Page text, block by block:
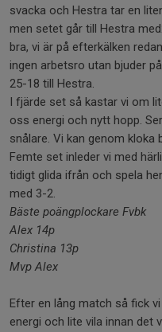
svacka och Hestra tar en
men setet går till Hestra
bra, vi är på efterkälken
ingen arbetsro utan bjuder
25-18 till Hestra.
I fjärde set så kastar vi om
oss energi och nytt hopp.
snålare. Vi kan genom
Femte set inleder vi med
tidigt glida ifrån och spela
med 3-2.
Bäste poängplockare Fvbk
Alex 14p
Christina 13p
Mvp Alex
Efter en lång match så fick
energi och lite vila innan det